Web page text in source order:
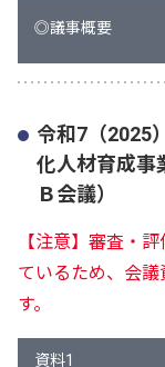
◎議事概要
令和7（2025
化人材育成事
Ｂ会議）
【注意】審査・
ているため、会
す。
資料1